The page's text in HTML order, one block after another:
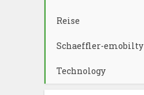
Reise
Schaeffler-emobilty
Technology